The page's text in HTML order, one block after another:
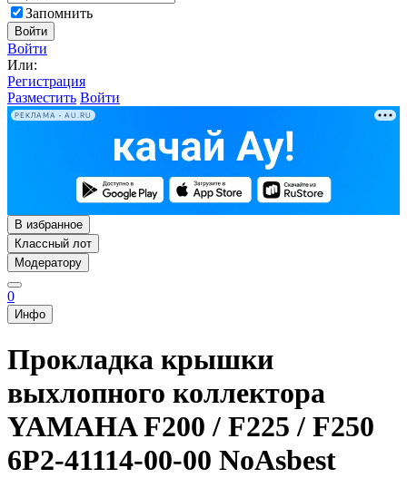
Запомнить
Войти
Войти
Или:
Регистрация
Разместить Войти
РЕКЛАМА • AU.RU
В избранное
Классный лот
Модератору
0
Инфо
Прокладка крышки
выхлопного коллектора
YAMAHA F200 / F225 / F250
6P2-41114-00-00 NoAsbest